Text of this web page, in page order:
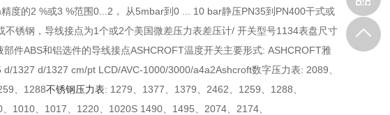
度的2 %或3 %范围0...2， 从5mbar到0 ... 10 bar静压PN35到PN400干式或
锈钢，导线接点为1个或2个美国微差压力表差压计/ 开关型号1134表盘尺寸
件ABS和铝选件的导线接点ASHCROFT温度开关主要形式: ASHCROFT雅
1327 d/1327 cm/pt LCD/AVC-1000/3000/a4a2Ashcroft数字压力表: 2089、
、1288不锈钢压力表: 1279、1377、1379、2462、1259、1288、
1010、1017、1220、1020S 1490、1495、2074、2174、